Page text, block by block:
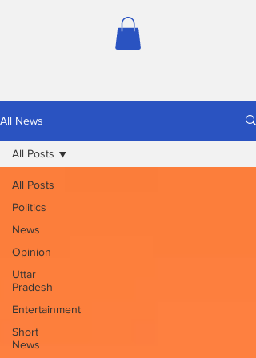
All News
All Posts
Politics
News
Opinion
Uttar
Pradesh
Entertainment
Short
News
All Posts